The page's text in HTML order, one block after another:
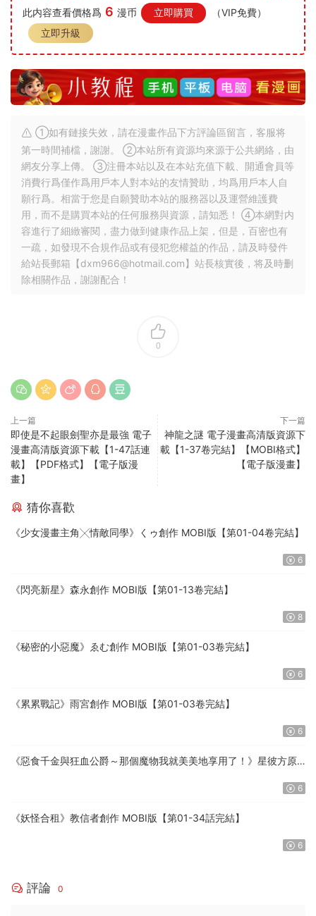
此内容查看價格爲 6 漫币 立即購買
（VIP免費）
立即升級
①如有鏈接失效，請在漫畫作品下方評論區留言，客服将
第一時間補檔，謝謝。 ②本站所有資源均來源于公共網絡，由
網友分享上傳。 ③注冊本站以及在本站充值下載、開通會員等
消費行爲僅作爲用戶本人對本站的友情贊助，均爲用戶本人自
願行爲。相當于您是自願贊助本站的服務器以及運營維護費
用，而不是購買本站的任何服務與資源，請知悉！ ④本網對内
容進行了細緻審閱，盡力做到健康作品上架，但是，百密也有
一疏，如發現不合規作品或有侵犯您權益的作品，請及時發件
給站長郵箱【dxm966@hotmail.com】站長核實後，将及時删
除相關作品，謝謝配合！
0
上一篇
即使是不起眼劍聖亦是最強 電子
漫畫高清版資源下載【1-47話連
載】【PDF格式】【電子版漫
畫】
下一篇
神龍之謎 電子漫畫高清版資源下
載【1-37卷完結】【MOBI格式】
【電子版漫畫】
猜你喜歡
《少女漫畫主角╳情敵同學》くゥ創作 MOBI版【第01-04卷完結】
6
《閃亮新星》森永創作 MOBI版【第01-13卷完結】
8
《秘密的小惡魔》ゑむ創作 MOBI版【第01-03卷完結】
6
《累累戰記》雨宮創作 MOBI版【第01-03卷完結】
6
《惡食千金與狂血公爵～那個魔物我就美美地享用了！》星彼方原
6
《妖怪合租》教信者創作 MOBI版【第01-34話完結】
6
評論 0